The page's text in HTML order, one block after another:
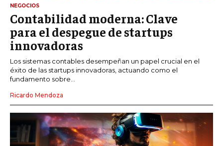
NEGOCIOS
Contabilidad moderna: Clave
para el despegue de startups
innovadoras
Los sistemas contables desempeñan un papel crucial en el
éxito de las startups innovadoras, actuando como el
fundamento sobre...
Ricardo Mendoza